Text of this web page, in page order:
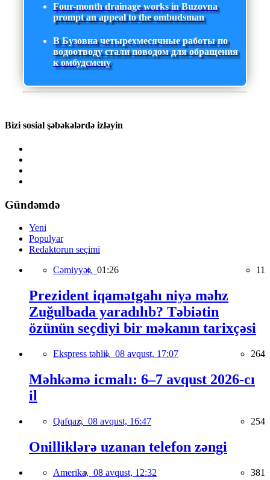
Four-month drainage works in Buzovna
prompt an appeal to the ombudsman
В Бузовна четырехмесячные работы по
водоотводу стали поводом для обращения
к омбудсмену
Bizi sosial şəbəkələrdə izləyin
Gündəmdə
Yeni
Populyar
Redaktorun seçimi
Cəmiyyət, 01:26 11
Prezident iqamətgahı niyə məhz
Zuğulbada yaradılıb? Təbiətin
özünün seçdiyi bir məkanın tarixçəsi
Ekspress təhlil, 08 avqust, 17:07 264
Məhkəmə icmalı: 6–7 avqust 2026-cı
il
Qafqaz, 08 avqust, 16:47 254
Onilliklərə uzanan telefon zəngi
Amerika, 08 avqust, 12:32 381